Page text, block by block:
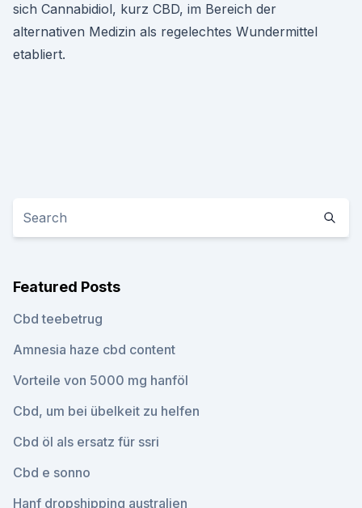
sich Cannabidiol, kurz CBD, im Bereich der
alternativen Medizin als regelechtes Wundermittel
etabliert.
Featured Posts
Cbd teebetrug
Amnesia haze cbd content
Vorteile von 5000 mg hanföl
Cbd, um bei übelkeit zu helfen
Cbd öl als ersatz für ssri
Cbd e sonno
Hanf dropshipping australien